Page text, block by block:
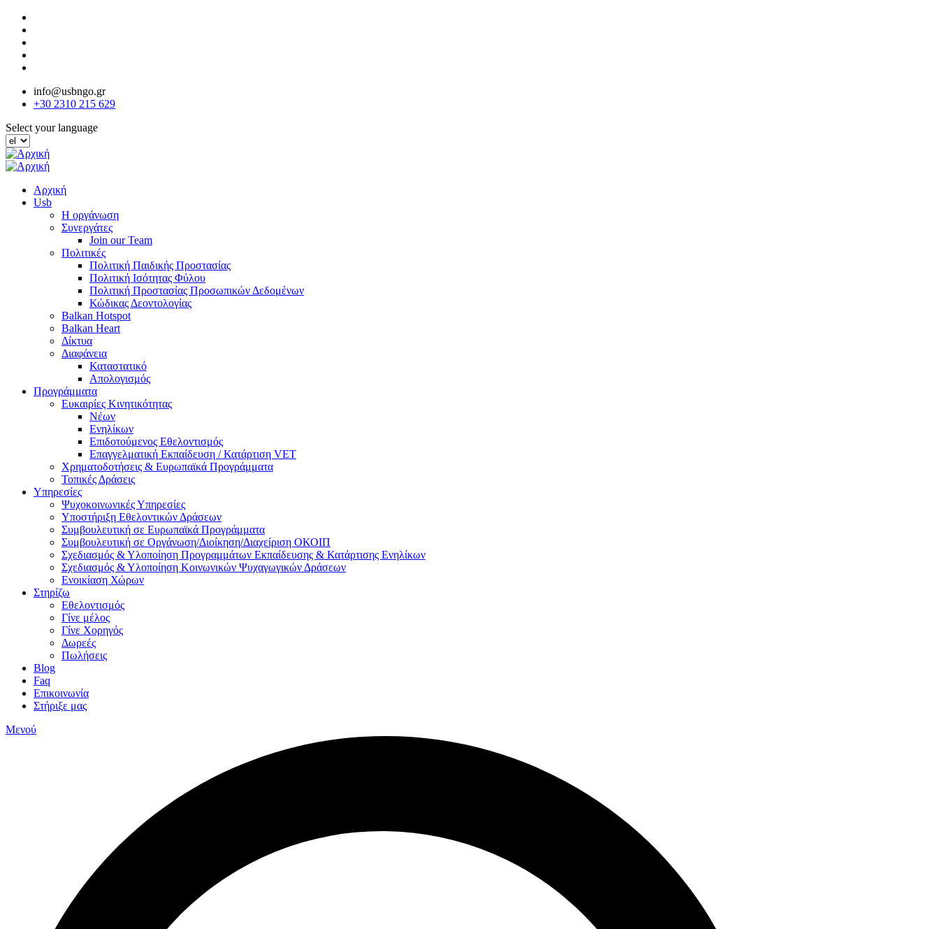
Παράκαμψη
προς
κυρίως
περιεχόμενο
info@usbngo.gr
+30 2310 215 629
Select your language
Αρχική
Usb
Η οργάνωση
Συνεργάτες
Join our Team
Πολιτικές
Πολιτική Παιδικής Προστασίας
Πολιτική Ισότητας Φύλου
Πολιτική Προστασίας Προσωπικών Δεδομένων
Κώδικας Δεοντολογίας
Balkan Hotspot
Balkan Heart
Δίκτυα
Διαφάνεια
Καταστατικό
Απολογισμός
Προγράμματα
Ευκαιρίες Κινητικότητας
Νέων
Ενηλίκων
Επιδοτούμενος Εθελοντισμός
Επαγγελματική Εκπαίδευση / Κατάρτιση VET
Χρηματοδοτήσεις & Ευρωπαϊκά Προγράμματα
Τοπικές Δράσεις
Υπηρεσίες
Ψυχοκοινωνικές Υπηρεσίες
Υποστήριξη Εθελοντικών Δράσεων
Συμβουλευτική σε Ευρωπαϊκά Προγράμματα
Συμβουλευτική σε Οργάνωση/Διοίκηση/Διαχείριση ΟΚΟΙΠ
Σχεδιασμός & Υλοποίηση Προγραμμάτων Εκπαίδευσης & Κατάρτισης Ενηλίκων
Σχεδιασμός & Υλοποίηση Κοινωνικών Ψυχαγωγικών Δράσεων
Ενοικίαση Χώρων
Στηρίζω
Εθελοντισμός
Γίνε μέλος
Γίνε Χορηγός
Δωρεές
Πωλήσεις
Blog
Faq
Επικοινωνία
Στήριξε μας
Μενού